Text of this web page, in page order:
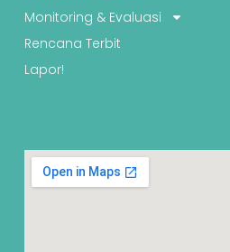
Monitoring & Evaluasi
Rencana Terbit
Lapor!